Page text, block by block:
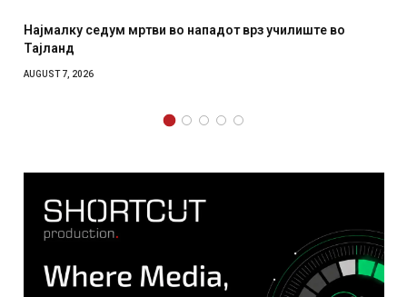
врз училиште во
СОЗИС: Украинците повеќе